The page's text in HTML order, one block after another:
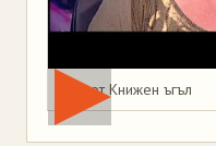
Мая от Книжен ъгъл